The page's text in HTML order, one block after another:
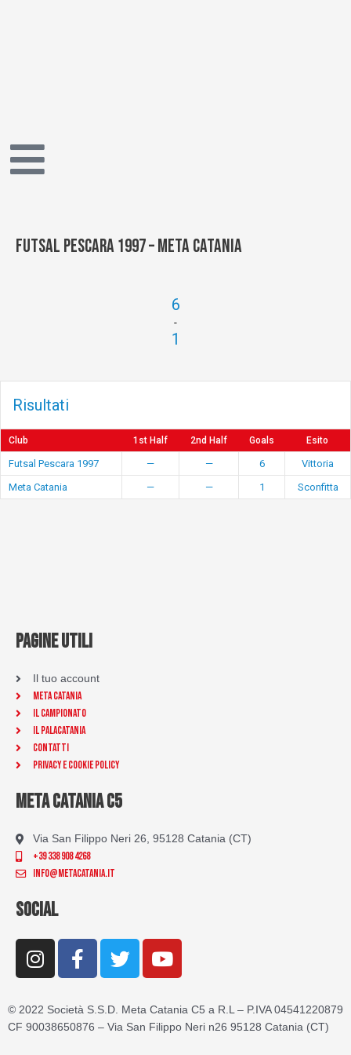
Futsal Pescara 1997 – Meta Catania
6
-
1
Risultati
Club 1st Half 2nd Half Goals Esito
Futsal Pescara 1997 — — 6
Vittoria
Meta Catania
— — 1 Sconfitta
PAGINE UTILI
Il tuo account
Meta Catania
Il Campionato
Il Palacatania
Contatti
Privacy e Cookie Policy
META CATANIA C5
Via San Filippo Neri 26, 95128 Catania (CT)
+39 338 908 4268
info@metacatania.it
SOCIAL
I
n
t
a
F
a
e
b
T
w
t
t
Y
o
t
u
© 2022 Società S.S.D. Meta Catania C5 a R.L – P.IVA 04541220879
CF 90038650876 – Via San Filippo Neri n26 95128 Catania (CT)